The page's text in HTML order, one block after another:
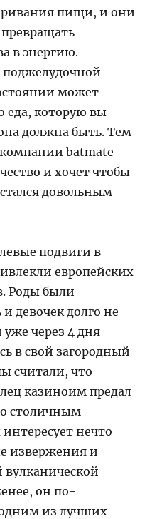
пищи, и они
в энергию.
может
еда, которую вы
должна быть. Тем
batmate
и хочет чтобы
довольным
подвиги в
европейских
Роды были
девочек долго не
через 4 дня
в свой загородный
считали, что
казиноим предал
столичным
нечто
извержения и
он по-
из лучших